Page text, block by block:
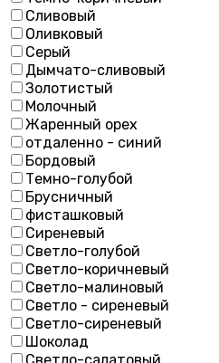
Сливовый
Оливковый
Серый
Дымчато-сливовый
Золотистый
Молочный
Жаренный орех
отдаленно - синий
Бордовый
Темно-голубой
Брусничный
фисташковый
Сиреневый
Светло-голубой
Светло-коричневый
Светло-малиновый
Светло - сиреневый
Светло-сиреневый
Шоколад